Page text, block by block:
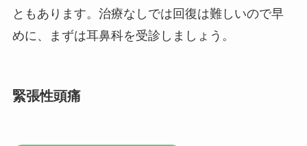
ともあります。治療なしでは回復は難しいので早
めに、まずは耳鼻科を受診しましょう。
緊張性頭痛